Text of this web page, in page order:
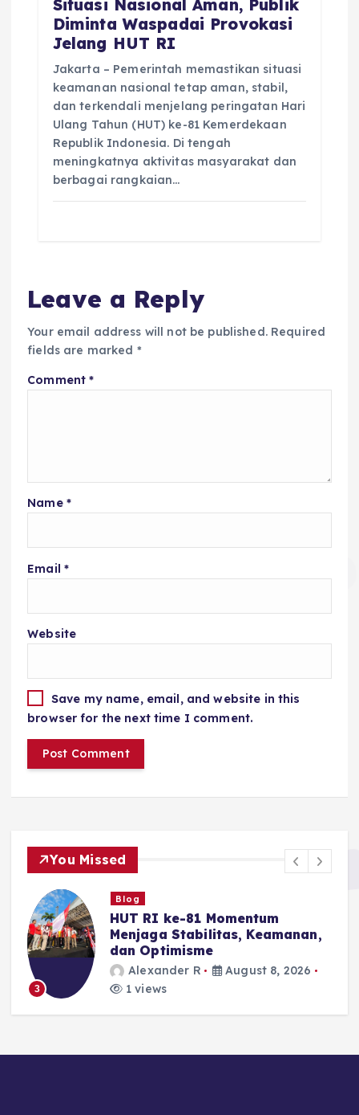
Situasi Nasional Aman, Publik
Diminta Waspadai Provokasi
Jelang HUT RI
Jakarta – Pemerintah memastikan situasi
keamanan nasional tetap aman, stabil,
dan terkendali menjelang peringatan Hari
Ulang Tahun (HUT) ke-81 Kemerdekaan
Republik Indonesia. Di tengah
meningkatnya aktivitas masyarakat dan
berbagai rangkaian…
Leave a Reply
Your email address will not be published. Required
fields are marked *
Comment*
Name *
Email *
Website
Save my name, email, and website in this
browser for the next time I comment.
You Missed
3
Blog
HUT RI ke-81 Momentum
Menjaga Stabilitas, Keamanan,
dan Optimisme
Alexander R
August 8, 2026
1 views